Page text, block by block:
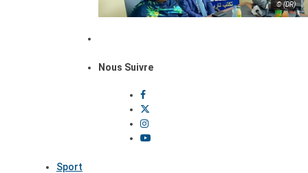
© (DR)
Nous Suivre
Sport